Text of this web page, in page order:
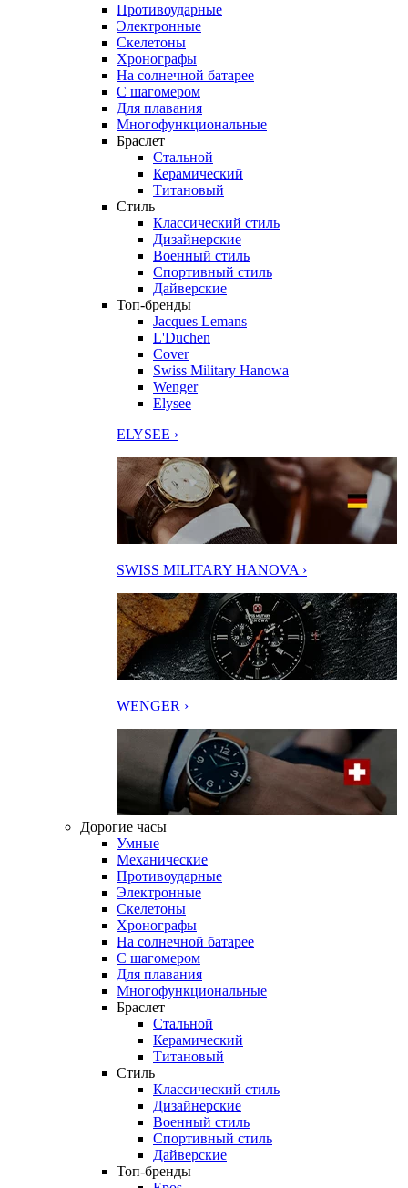
Противоударные
Электронные
Скелетоны
Хронографы
На солнечной батарее
С шагомером
Для плавания
Многофункциональные
Браслет
Стальной
Керамический
Титановый
Стиль
Классический стиль
Дизайнерские
Военный стиль
Спортивный стиль
Дайверские
Топ-бренды
Jacques Lemans
L'Duchen
Cover
Swiss Military Hanowa
Wenger
Elysee
ELYSEE ›
SWISS MILITARY HANOVA ›
WENGER ›
Дорогие часы
Умные
Механические
Противоударные
Электронные
Скелетоны
Хронографы
На солнечной батарее
С шагомером
Для плавания
Многофункциональные
Браслет
Стальной
Керамический
Титановый
Стиль
Классический стиль
Дизайнерские
Военный стиль
Спортивный стиль
Дайверские
Топ-бренды